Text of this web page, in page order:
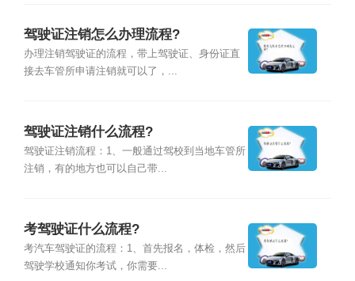
驾驶证注销怎么办理流程?
办理注销驾驶证的流程，带上驾驶证、身份证直
接去车管所申请注销就可以了，...
驾驶证注销什么流程?
驾驶证注销流程：1、一般通过驾校到当地车管所
注销，有的地方也可以自己带...
考驾驶证什么流程?
考汽车驾驶证的流程：1、首先报名，体检，然后
驾驶学校通知你考试，你需要...